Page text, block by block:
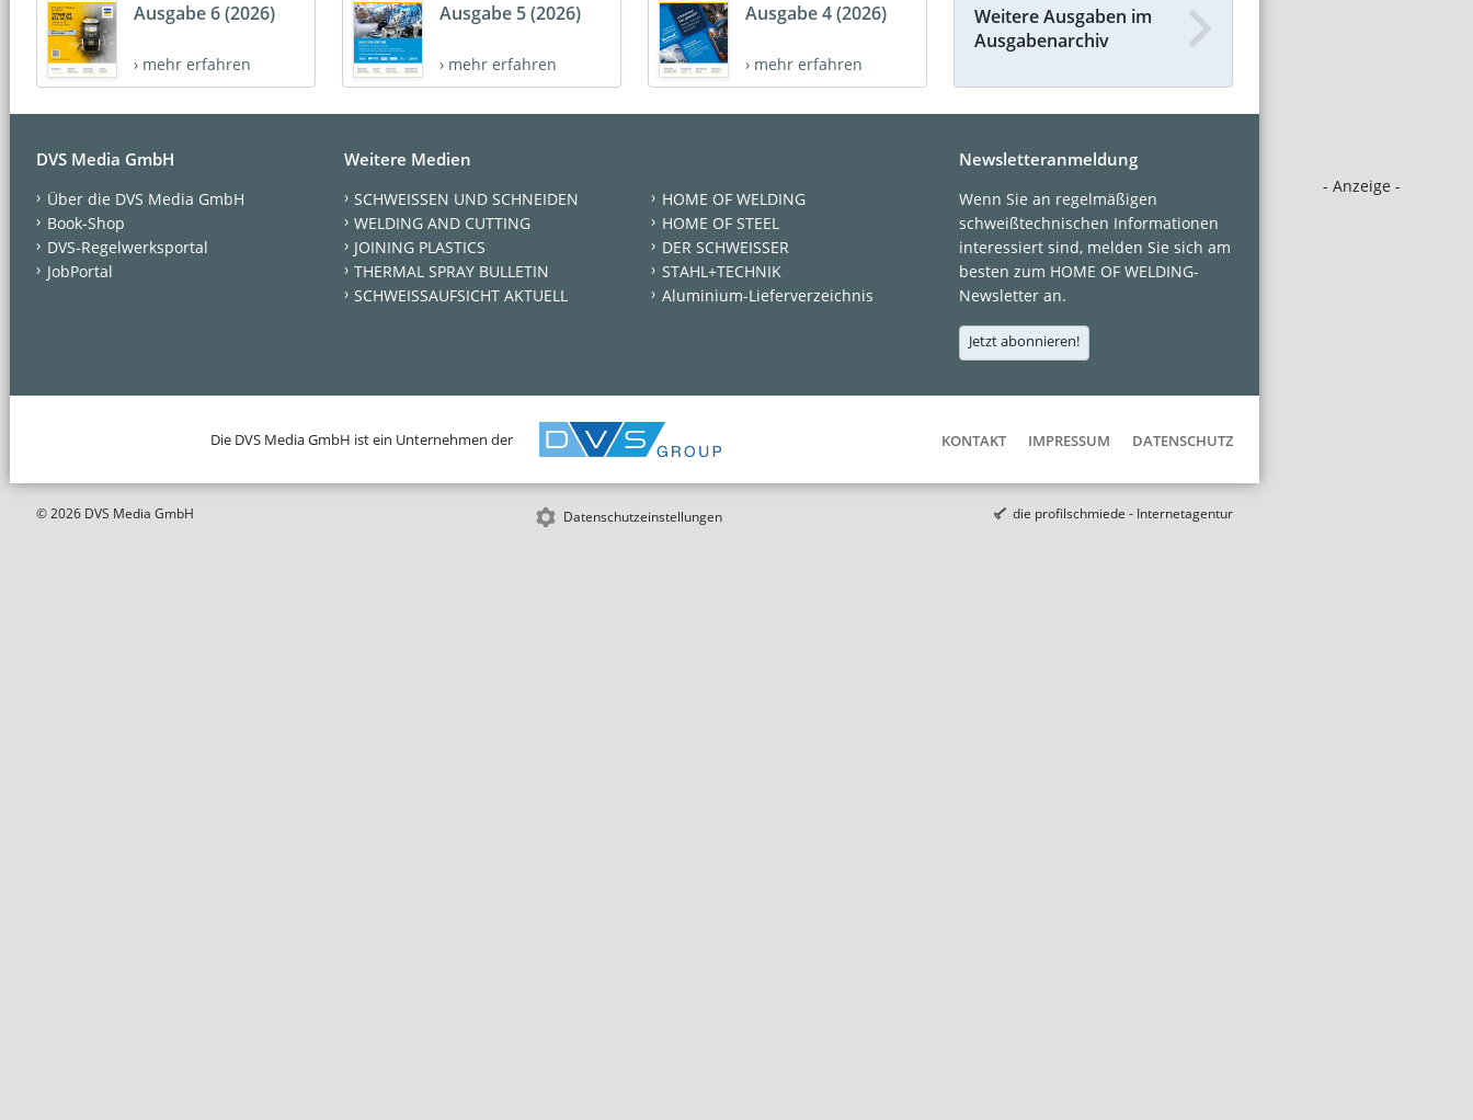
- Anzeige -
Ausgabe 6 (2026)
› mehr erfahren
Ausgabe 5 (2026)
› mehr erfahren
Ausgabe 4 (2026)
› mehr erfahren
Weitere Ausgaben im
Ausgabenarchiv
DVS Media GmbH
Über die DVS Media GmbH
Book-Shop
DVS-Regelwerksportal
JobPortal
Weitere Medien
SCHWEISSEN UND SCHNEIDEN
WELDING AND CUTTING
JOINING PLASTICS
THERMAL SPRAY BULLETIN
SCHWEISSAUFSICHT AKTUELL
HOME OF WELDING
HOME OF STEEL
DER SCHWEISSER
STAHL+TECHNIK
Aluminium-Lieferverzeichnis
Newsletteranmeldung
Wenn Sie an regelmäßigen
schweißtechnischen Informationen
interessiert sind, melden Sie sich am
besten zum HOME OF WELDING-
Newsletter an.
Jetzt abonnieren!
Die DVS Media GmbH ist ein Unternehmen der KONTAKT IMPRESSUM DATENSCHUTZ
© 2026 DVS Media GmbH Datenschutzeinstellungen die profilschmiede - Internetagentur